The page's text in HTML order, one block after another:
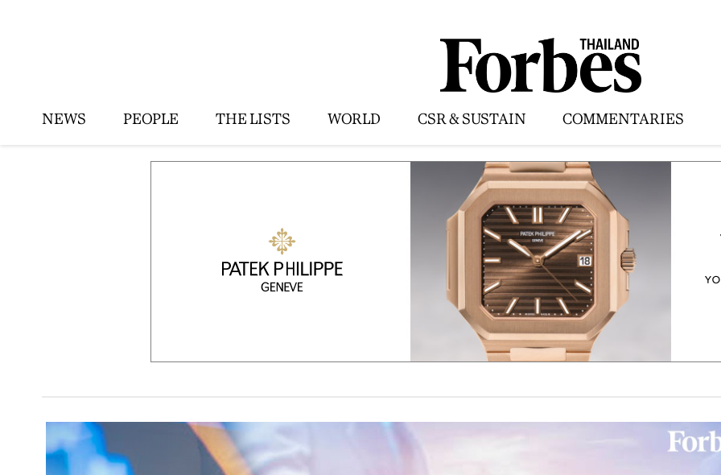
NEWS PEOPLE THE LISTS WORLD CSR & SUSTAIN COMMENTARIES